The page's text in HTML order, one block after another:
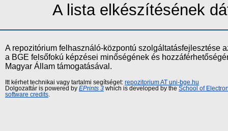
A lista elkészítésének
A repozitórium felhasználó-központú szolgáltatásfejlesztése
a BGE felsőfokú képzései minőségének és
Magyar Állam támogatásával.
Itt kérhet technikai vagy tartalmi segítséget: repozitorium AT uni-bge.hu
Dolgozattár is powered by EPrints 3 which is developed by the School of
software credits